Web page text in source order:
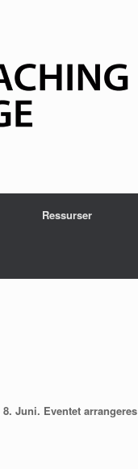
Ressurser
Juni. Eventet